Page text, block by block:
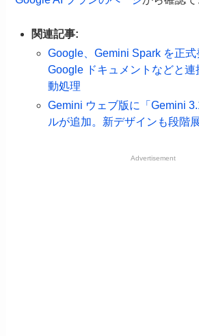
関連記事:
Google、Gemini Spark を正
Google ドキュメントなどと連
動処理
Gemini ウェブ版に「Gemini
ルが追加。新デザインも段階
Advertisement